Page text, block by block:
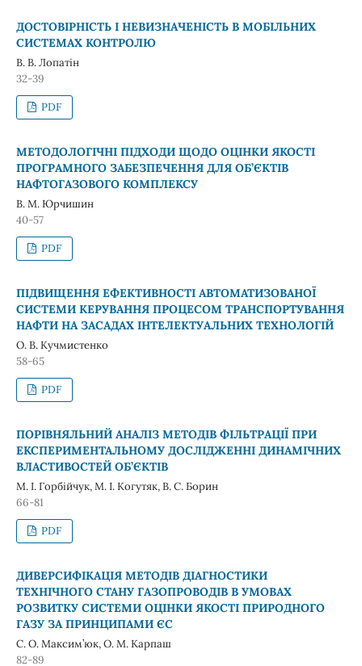
ДОСТОВІРНІСТЬ І НЕВИЗНАЧЕНІСТЬ В МОБІЛЬНИХ
СИСТЕМАХ КОНТРОЛЮ
В. В. Лопатін
32-39
PDF
МЕТОДОЛОГІЧНІ ПІДХОДИ ЩОДО ОЦІНКИ ЯКОСТІ
ПРОГРАМНОГО ЗАБЕЗПЕЧЕННЯ ДЛЯ ОБ’ЄКТІВ
НАФТОГАЗОВОГО КОМПЛЕКСУ
В. М. Юрчишин
40-57
PDF
ПІДВИЩЕННЯ ЕФЕКТИВНОСТІ АВТОМАТИЗОВАНОЇ
СИСТЕМИ КЕРУВАННЯ ПРОЦЕСОМ ТРАНСПОРТУВАННЯ
НАФТИ НА ЗАСАДАХ ІНТЕЛЕКТУАЛЬНИХ ТЕХНОЛОГІЙ
О. В. Кучмистенко
58-65
PDF
ПОРІВНЯЛЬНИЙ АНАЛІЗ МЕТОДІВ ФІЛЬТРАЦІЇ ПРИ
ЕКСПЕРИМЕНТАЛЬНОМУ ДОСЛІДЖЕННІ ДИНАМІЧНИХ
ВЛАСТИВОСТЕЙ ОБ’ЄКТІВ
М. І. Горбійчук, М. І. Когутяк, В. С. Борин
66-81
PDF
ДИВЕРСИФІКАЦІЯ МЕТОДІВ ДІАГНОСТИКИ
ТЕХНІЧНОГО СТАНУ ГАЗОПРОВОДІВ В УМОВАХ
РОЗВИТКУ СИСТЕМИ ОЦІНКИ ЯКОСТІ ПРИРОДНОГО
ГАЗУ ЗА ПРИНЦИПАМИ ЄС
С. О. Максим’юк, О. М. Карпаш
82-89